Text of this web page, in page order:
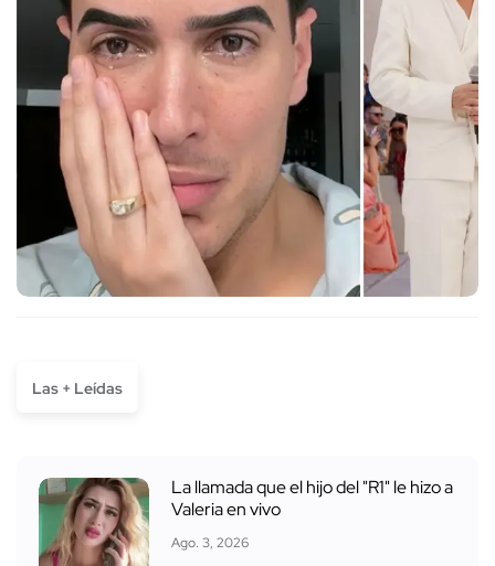
Las + Leídas
La llamada que el hijo del "R1" le hizo a
Valeria en vivo
Ago. 3, 2026